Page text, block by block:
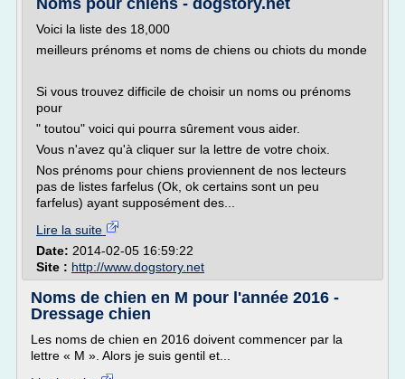
Noms pour chiens - dogstory.net
Voici la liste des 18,000
meilleurs prénoms et noms de chiens ou chiots du monde
Si vous trouvez difficile de choisir un noms ou prénoms
pour
" toutou" voici qui pourra sûrement vous aider.
Vous n'avez qu'à cliquer sur la lettre de votre choix.
Nos prénoms pour chiens proviennent de nos lecteurs
pas de listes farfelus (Ok, ok certains sont un peu
farfelus) ayant supposément des...
Lire la suite
Date: 2014-02-05 16:59:22
Site : http://www.dogstory.net
Noms de chien en M pour l'année 2016 -
Dressage chien
Les noms de chien en 2016 doivent commencer par la
lettre « M ». Alors je suis gentil et...